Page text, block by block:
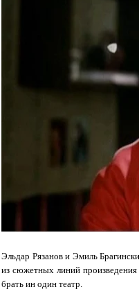
Эльдар Рязанов и Эмиль
из сюжетных линий произведения
брать ин один театр.